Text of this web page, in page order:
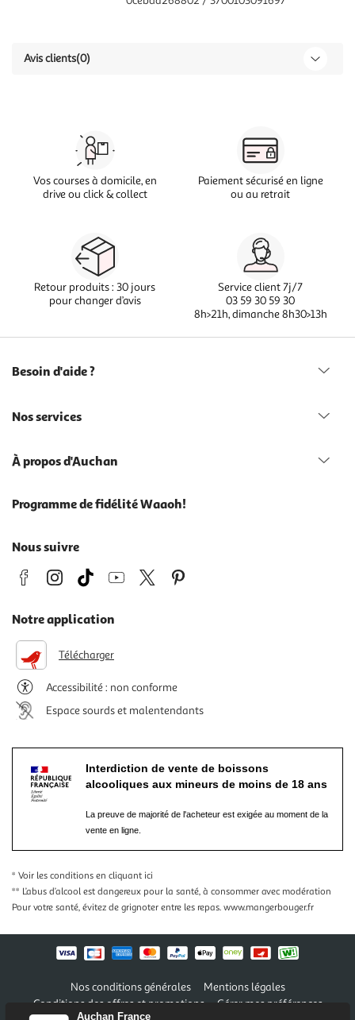
Auchan France
Avis clients(0)
Vos courses à domicile, en
drive ou click & collect
Paiement sécurisé en ligne
ou au retrait
Retour produits : 30 jours
pour changer d’avis
Service client 7j/7
03 59 30 59 30
8h>21h, dimanche 8h30>13h
Besoin d'aide ?
Nos services
À propos d'Auchan
Programme de fidélité Waaoh!
Nous suivre
Notre application
Télécharger
Accessibilité : non conforme
Espace sourds et malentendants
Interdiction de vente de boissons
alcooliques aux mineurs de moins de 18 ans
La preuve de majorité de l'acheteur est exigée au moment de la
vente en ligne.
* Voir les conditions en cliquant ici
** L’abus d’alcool est dangereux pour la santé, à consommer avec modération
Pour votre santé, évitez de grignoter entre les repas. www.mangerbouger.fr
Nos conditions générales
Mentions légales
Conditions des offres et promotions
Gérer mes préférences